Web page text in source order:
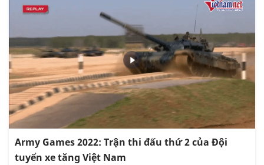
Army Games 2022: Trận thi đấu thứ 2 của Đội
tuyển xe tăng Việt Nam